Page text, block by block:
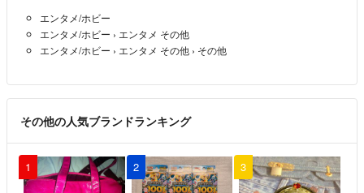
エンタメ/ホビー
エンタメ/ホビー › エンタメ その他
エンタメ/ホビー › エンタメ その他 › その他
その他の人気ブランドランキング
1 2 3